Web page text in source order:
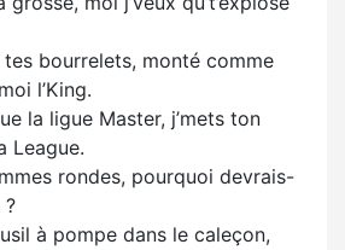
bourrelets, monté comme
l’King.
la ligue Master, j’mets ton
League.
rondes, pourquoi devrais-
?
à pompe dans le caleçon,